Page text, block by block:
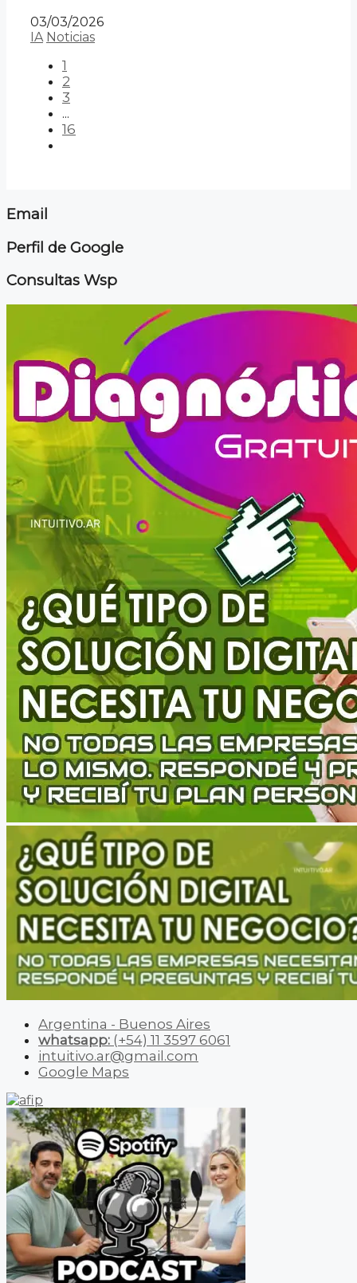
03/03/2026
IA Noticias
1
2
3
...
16
Email
Perfil de Google
Consultas Wsp
Argentina - Buenos Aires
whatsapp: (+54) 11 3597 6061
intuitivo.ar@gmail.com
Google Maps